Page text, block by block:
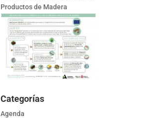
Productos de Madera
Categorías
Agenda